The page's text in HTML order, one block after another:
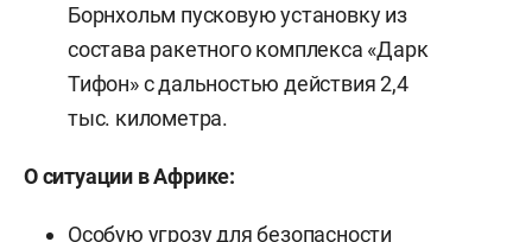
Борнхольм пусковую установку из
состава ракетного комплекса «Дарк
Тифон» с дальностью действия 2,4
тыс. километра.
О ситуации в Африке:
Особую угрозу для безопасности